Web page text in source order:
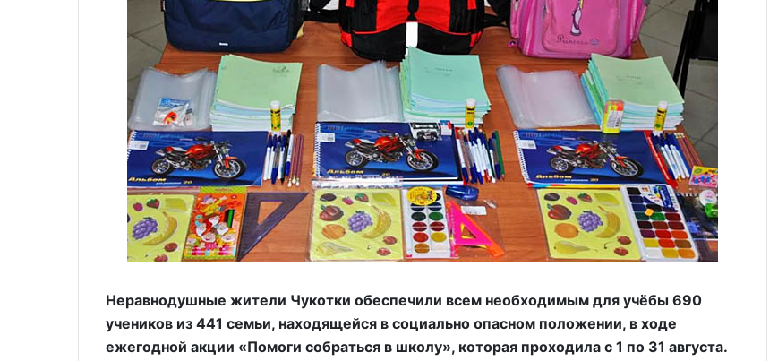
Неравнодушные жители Чукотки обеспечили всем необходимым для учёбы 690
учеников из 441 семьи, находящейся в социально опасном положении, в ходе
ежегодной акции «Помоги собраться в школу», которая проходила с 1 по 31 августа.